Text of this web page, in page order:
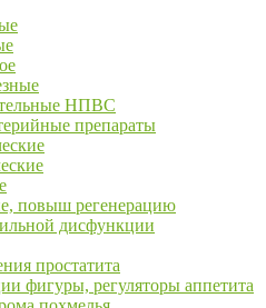
НПВС
препараты
повыш регенерацию
дисфункции
простатита
фигуры, регуляторы аппетита